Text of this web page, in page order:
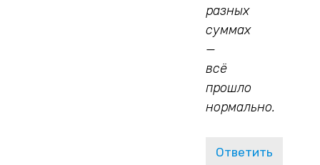
разных
суммах
—
всё
прошло
нормально.
Ответить